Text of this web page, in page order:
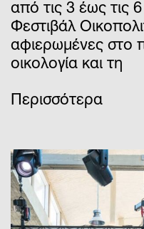
από τις 3 έως τις
Φεστιβάλ
αφιερωμένες στο
οικολογία και τη
Περισσότερα